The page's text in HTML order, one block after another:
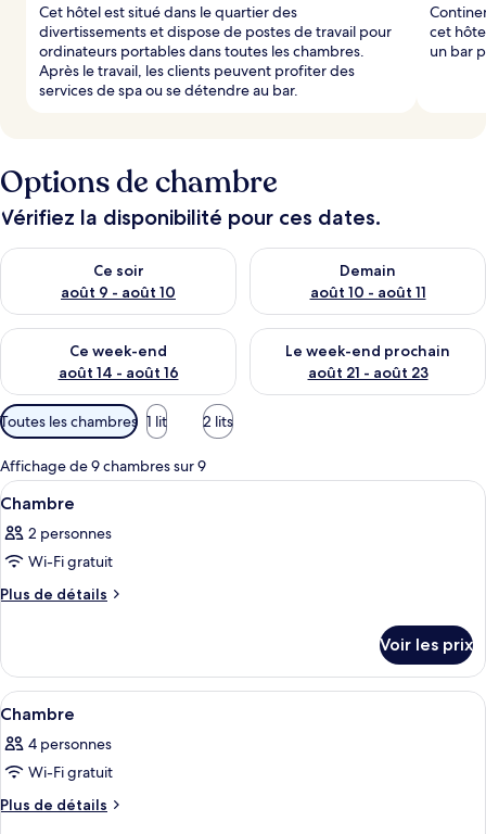
v
Cet hôtel est situé dans le quartier des
divertissements et dispose de postes de travail pour
ordinateurs portables dans toutes les chambres.
Après le travail, les clients peuvent profiter des
services de spa ou se détendre au bar.
cet
un bar
Options de chambre
Vérifiez la disponibilité pour ces dates.
Ce soir
août 9 - août 10
Vérifier la disponibilité pour ce soir août 9 - août 10
Demain
août 10 - août 11
Vérifier la disponibilité pour
Ce week-end
août 14 - août 16
Vérifier la disponibilité pour ce week-end août 14 - août 16
Le week-end prochain
août 21 - août 23
Vérifier la disponibilité pour
Filtres
disponibles
pour
les
chambres
Toutes les chambres 1 lit 2 lits
Affichage de 9 chambres sur 9
Afficher
toutes
les
photos
pour
de
chambre :
Chambre
Une chambre à coucher moderne,
1
Chambre
2 personnes
Wi-Fi gratuit
Plus de détails
Plus
le
type
de
Chambre
Voir les prix
Afficher
toutes
les
photos
pour
Une salle de bain moderne avec
1
Chambre
4 personnes
Wi-Fi gratuit
Plus de détails
Plus